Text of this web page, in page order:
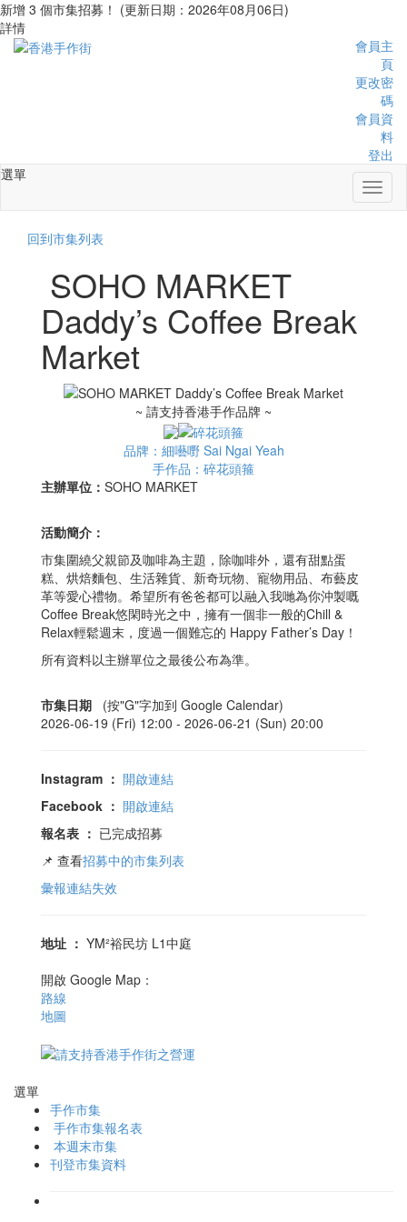
新增 3 個市集招募！ (更新日期：2026年08月06日)
詳情
會員主
頁
更改密
碼
會員資
料
登出
選單
回到市集列表
SOHO MARKET
Daddy’s Coffee Break
Market
~ 請支持香港手作品牌 ~
品牌：細囈嘢 Sai Ngai Yeah
手作品：碎花頭箍
主辦單位： SOHO MARKET
活動簡介：
市集圍繞父親節及咖啡為主題，除咖啡外，還有甜點蛋
糕、烘焙麵包、生活雜貨、新奇玩物、寵物用品、布藝皮
革等愛心禮物。希望所有爸爸都可以融入我哋為你沖製嘅
Coffee Break悠閑時光之中，擁有一個非一般的Chill &
Relax輕鬆週末，度過一個難忘的 Happy Father’s Day！
所有資料以主辦單位之最後公布為準。
市集日期
(按"G"字加到 Google Calendar)
2026-06-19 (Fri) 12:00 - 2026-06-21 (Sun) 20:00
Instagram ： 開啟連結
Facebook ： 開啟連結
報名表 ： 已完成招募
📌 查看招募中的市集列表
彙報連結失效
地址 ： YM²裕民坊 L1中庭
開啟 Google Map：
路線
地圖
選單
手作市集
手作市集報名表
本週末市集
刊登市集資料